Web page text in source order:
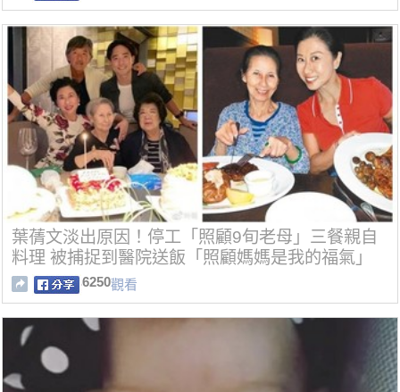
葉蒨文淡出原因！停工「照顧9旬老母」三餐親自
料理 被捕捉到醫院送飯「照顧媽媽是我的福氣」
6250觀看